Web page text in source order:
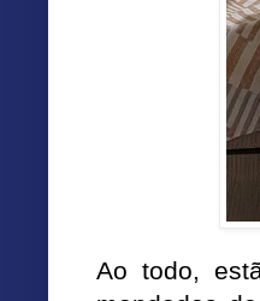
Ao todo,